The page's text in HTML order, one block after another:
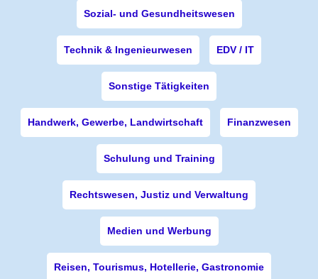
Sozial- und Gesundheitswesen
Technik & Ingenieurwesen EDV / IT
Sonstige Tätigkeiten
Handwerk, Gewerbe, Landwirtschaft Finanzwesen
Schulung und Training
Rechtswesen, Justiz und Verwaltung
Medien und Werbung
Reisen, Tourismus, Hotellerie, Gastronomie